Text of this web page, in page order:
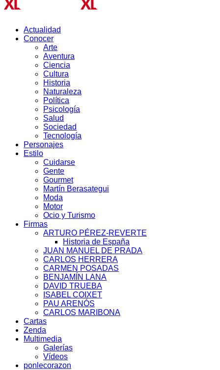
Actualidad
Conocer
Arte
Aventura
Ciencia
Cultura
Historia
Naturaleza
Política
Psicología
Salud
Sociedad
Tecnología
Personajes
Estilo
Cuidarse
Gente
Gourmet
Martín Berasategui
Moda
Motor
Ocio y Turismo
Firmas
ARTURO PÉREZ-REVERTE
Historia de España
JUAN MANUEL DE PRADA
CARLOS HERRERA
CARMEN POSADAS
BENJAMÍN LANA
DAVID TRUEBA
ISABEL COIXET
PAU ARENÓS
CARLOS MARIBONA
Cartas
Zenda
Multimedia
Galerías
Vídeos
ponlecorazon